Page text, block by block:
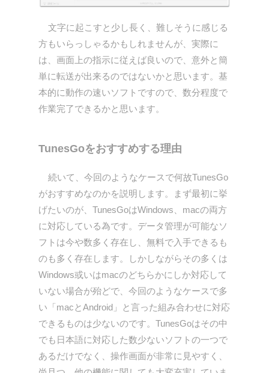
文字に起こすと少し長く、難しそうに感じる
方もいらっしゃるかもしれませんが、実際に
は、画面上の指示に従えば良いので、意外と簡
単に転送が出来るのではないかと思います。基
本的に動作の速いソフトですので、数分程度で
作業完了できるかと思います。
TunesGoをおすすめする理由
続いて、今回のようなケースで何故TunesGo
がおすすめなのかを説明します。まず最初に挙
げたいのが、TunesGoはWindows、macの両方
に対応している為です。データ管理が可能なソ
フトは今や数多く存在し、無料で入手できるも
のも多く存在します。しかしながらその多くは
Windows或いはmacのどちらかにしか対応して
いない場合が殆どで、今回のようなケースで多
い「macとAndroid」と言った組み合わせに対応
できるものは少ないのです。TunesGoはその中
でも日本語に対応した数少ないソフトの一つで
あるだけでなく、操作画面が非常に見やすく、